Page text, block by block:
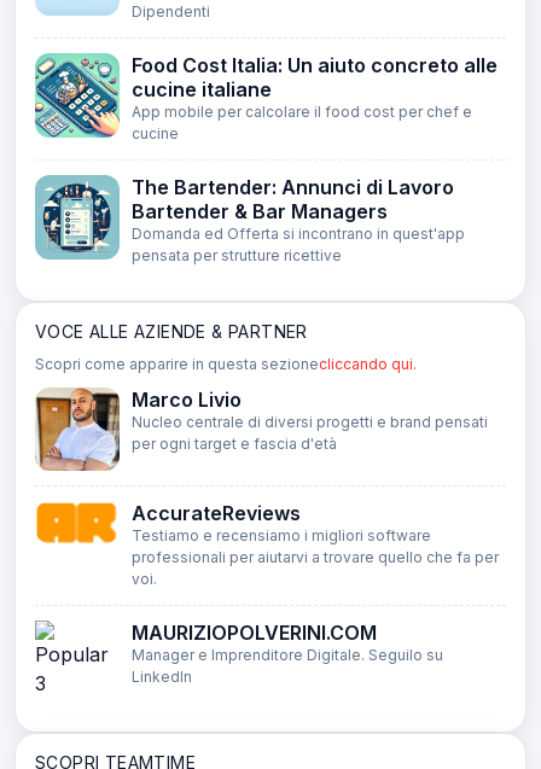
Dipendenti
Food Cost Italia: Un aiuto concreto alle
cucine italiane
App mobile per calcolare il food cost per chef e
cucine
The Bartender: Annunci di Lavoro
Bartender & Bar Managers
Domanda ed Offerta si incontrano in quest'app
pensata per strutture ricettive
VOCE ALLE AZIENDE & PARTNER
Scopri come apparire in questa sezionecliccando qui.
Marco Livio
Nucleo centrale di diversi progetti e brand pensati
per ogni target e fascia d'età
AccurateReviews
Testiamo e recensiamo i migliori software
professionali per aiutarvi a trovare quello che fa per
voi.
MAURIZIOPOLVERINI.COM
Manager e Imprenditore Digitale. Seguilo su
LinkedIn
SCOPRI TEAMTIME